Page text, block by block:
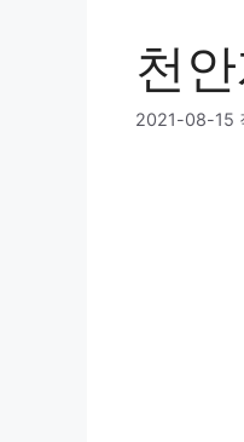
천
2021-08-15